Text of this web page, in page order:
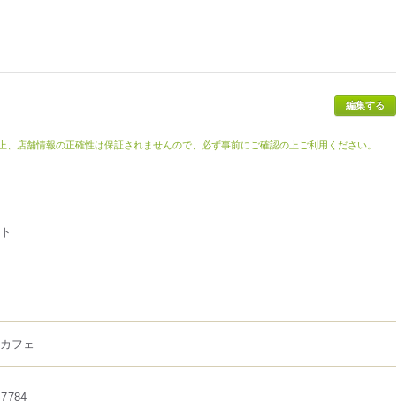
、店舗情報の正確性は保証されませんので、必ず事前にご確認の上ご利用ください。
フェ